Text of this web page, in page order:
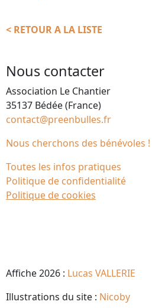
< RETOUR A LA LISTE
Nous contacter
Association Le Chantier
35137 Bédée (France)
contact@preenbulles.fr
Nous cherchons des bénévoles !
Toutes les infos pratiques
Politique de confidentialité
Politique de cookies
Affiche 2026 : Lucas VALLERIE
Illustrations du site : Nicoby